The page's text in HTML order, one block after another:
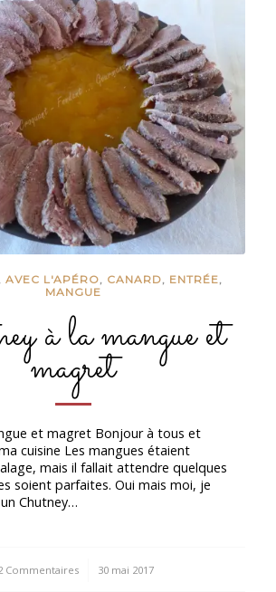
AVEC L'APÉRO, CANARD, ENTRÉE,
MANGUE
à la mangue et
magret
et magret Bonjour à tous et
cuisine Les mangues étaient
mais il fallait attendre quelques
soient parfaites. Oui mais moi, je
Chutney…
Commentaires
/ 30 mai 2017